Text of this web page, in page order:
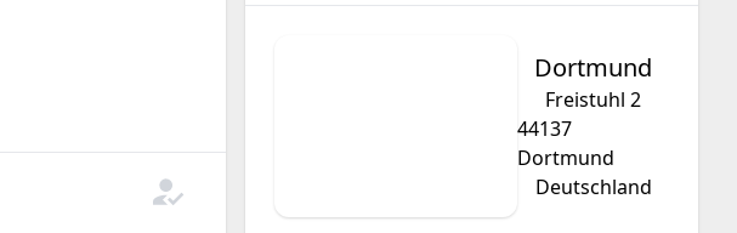
Dortmund
Freistuhl 2
44137
Dortmund
Deutschland